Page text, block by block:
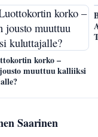
korko –
muuttuu kalliiksi
Saarinen